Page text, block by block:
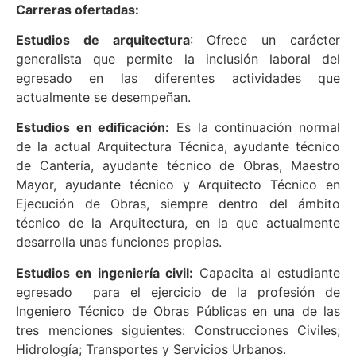
Carreras ofertadas:
Estudios de arquitectura: Ofrece un carácter
generalista que permite la inclusión laboral del
egresado en las diferentes actividades que
actualmente se desempeñan.
Estudios en edificación: Es la continuación normal
de la actual Arquitectura Técnica, ayudante técnico
de Cantería, ayudante técnico de Obras, Maestro
Mayor, ayudante técnico y Arquitecto Técnico en
Ejecución de Obras, siempre dentro del ámbito
técnico de la Arquitectura, en la que actualmente
desarrolla unas funciones propias.
Estudios en ingeniería civil: Capacita al estudiante
egresado para el ejercicio de la profesión de
Ingeniero Técnico de Obras Públicas en una de las
tres menciones siguientes: Construcciones Civiles;
Hidrología; Transportes y Servicios Urbanos.